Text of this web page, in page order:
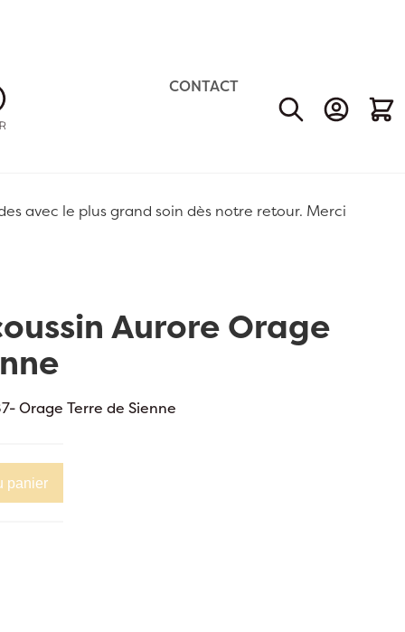
CONTACT
avec le plus grand soin dès notre retour. Merci
Aurore Orage
Orage Terre de Sienne
panier